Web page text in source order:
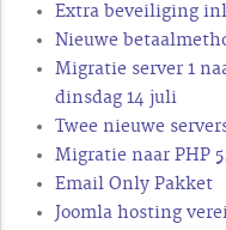
Extra beveiliging
Nieuwe
Migratie server 1
dinsdag 14 juli
Twee nieuwe
Migratie naar PHP
Email Only Pakket
Joomla hosting